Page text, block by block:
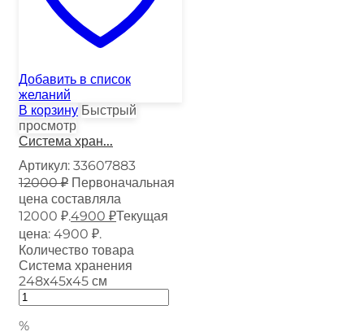
Добавить в список
желаний
В корзину Быстрый
просмотр
Система хран...
Артикул: 33607883
12000₽ Первоначальная
цена составляла
12000 ₽.4900 ₽Текущая
цена: 4900 ₽.
Количество товара
Система хранения
248х45х45 см
%